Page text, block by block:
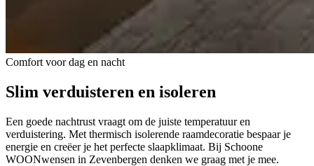
Comfort voor dag en nacht
Slim verduisteren en isoleren
Een goede nachtrust vraagt om de juiste temperatuur en
verduistering. Met thermisch isolerende raamdecoratie bespaar je
energie en creëer je het perfecte slaapklimaat. Bij Schoone
WOONwensen in Zevenbergen denken we graag met je mee.